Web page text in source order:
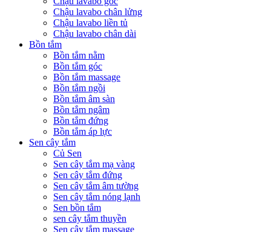
Chậu lavabo chân lửng
Chậu lavabo liền tủ
Chậu lavabo chân dài
Bồn tắm
Bồn tắm nằm
Bồn tắm góc
Bồn tắm massage
Bồn tắm ngồi
Bồn tắm âm sàn
Bồn tắm ngâm
Bồn tắm đứng
Bồn tắm áp lực
Sen cây tắm
Củ Sen
Sen cây tắm mạ vàng
Sen cây tắm đứng
Sen cây tắm âm tường
Sen cây tắm nóng lạnh
Sen bồn tắm
sen cây tắm thuyền
Sen cây tắm massage